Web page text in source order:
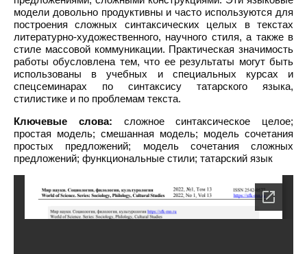
модели довольно продуктивны и часто используются для
построения сложных синтаксических целых в текстах
литературно-художественного, научного стиля, а также в
стиле массовой коммуникации. Практическая значимость
работы обусловлена тем, что ее результаты могут быть
использованы в учебных и специальных курсах и
спецсеминарах по синтаксису татарского языка,
стилистике и по проблемам текста.
Ключевые слова: сложное синтаксическое целое;
простая модель; смешанная модель; модель сочетания
простых предложений; модель сочетания сложных
предложений; функциональные стили; татарский язык